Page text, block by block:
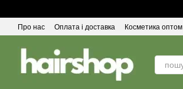
Про нас Оплата і доставка Косметика оптом